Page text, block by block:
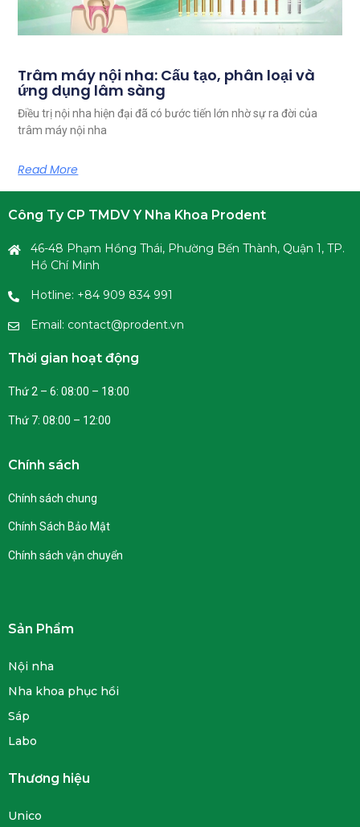
Trâm máy nội nha: Cấu tạo, phân loại và
ứng dụng lâm sàng
Điều trị nội nha hiện đại đã có bước tiến lớn nhờ sự ra đời của
trâm máy nội nha
Read More
Công Ty CP TMDV Y Nha Khoa Prodent
46-48 Phạm Hồng Thái, Phường Bến Thành, Quận 1, TP.
Hồ Chí Minh
Hotline: +84 909 834 991
Email: contact@prodent.vn
Thời gian hoạt động
Thứ 2 – 6: 08:00 – 18:00
Thứ 7: 08:00 – 12:00
Chính sách
Chính sách chung
Chính Sách Bảo Mật
Chính sách vận chuyển
Sản Phẩm
Nội nha
Nha khoa phục hồi
Sáp
Labo
Thương hiệu
Unico